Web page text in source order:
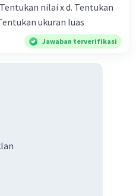
nilai x d. Tentukan
ukuran luas
Jawaban terverifikasi